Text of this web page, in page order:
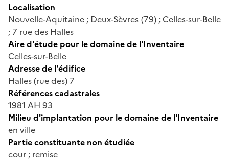
Localisation
Nouvelle-Aquitaine ; Deux-Sèvres (79) ; Celles-sur-Belle
; 7 rue des Halles
Aire d'étude pour le domaine de l'Inventaire
Celles-sur-Belle
Adresse de l'édifice
Halles (rue des) 7
Références cadastrales
1981 AH 93
Milieu d'implantation pour le domaine de l'Inventaire
en ville
Partie constituante non étudiée
cour ; remise